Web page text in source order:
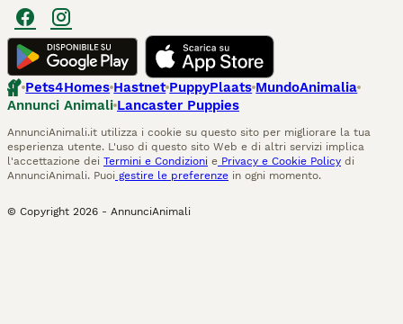
Pets4Homes Hastnet PuppyPlaats MundoAnimalia
Annunci Animali Lancaster Puppies
AnnunciAnimali.it utilizza i cookie su questo sito per migliorare la tua
esperienza utente. L'uso di questo sito Web e di altri servizi implica
l'accettazione dei Termini e Condizioni e Privacy e Cookie Policy di
AnnunciAnimali. Puoi gestire le preferenze in ogni momento.
© Copyright 2026 - AnnunciAnimali